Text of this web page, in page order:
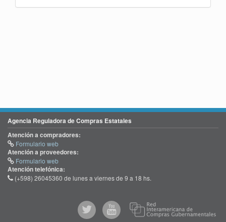
Agencia Reguladora de Compras Estatales
Atención a compradores:
Formulario web
Atención a proveedores:
Formulario web
Atención telefónica:
(+598) 26045360 de lunes a viernes de 9 a 18 hs.
@comprasgubuy
ACCE